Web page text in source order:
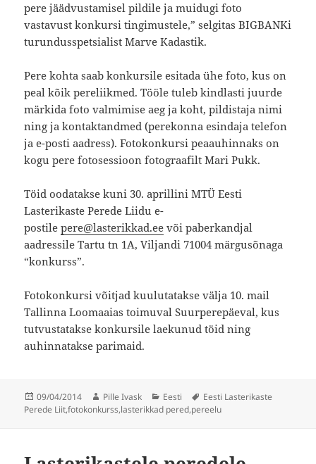
pere jäädvustamisel pildile ja muidugi foto
vastavust konkursi tingimustele,” selgitas BIGBANKi
turundusspetsialist Marve Kadastik.
Pere kohta saab konkursile esitada ühe foto, kus on
peal kõik pereliikmed. Tööle tuleb kindlasti juurde
märkida foto valmimise aeg ja koht, pildistaja nimi
ning ja kontaktandmed (perekonna esindaja telefon
ja e-posti aadress). Fotokonkursi peaauhinnaks on
kogu pere fotosessioon fotograafilt Mari Pukk.
Töid oodatakse kuni 30. aprillini MTÜ Eesti
Lasterikaste Perede Liidu e-
postilepere@lasterikkad.ee või paberkandjal
aadressile Tartu tn 1A, Viljandi 71004 märgusõnaga
“konkurss”.
Fotokonkursi võitjad kuulutatakse välja 10. mail
Tallinna Loomaaias toimuval Suurperepäeval, kus
tutvustatakse konkursile laekunud töid ning
auhinnatakse parimaid.
Postitatud
09/04/2014 Autor
Pille Ivask Rubriigid
Eesti Sildid
Eesti Lasterikaste
Perede Liit,fotokonkurss,lasterikkad pered,pereelu